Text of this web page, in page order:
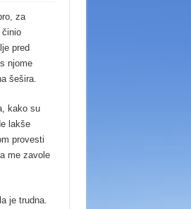
za
pred
njome
šešira.
kako su
lakše
provesti
me zavole
je trudna.